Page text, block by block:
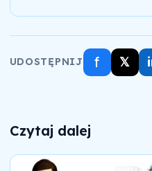
UDOSTĘPNIJ f 𝕏
Czytaj dalej